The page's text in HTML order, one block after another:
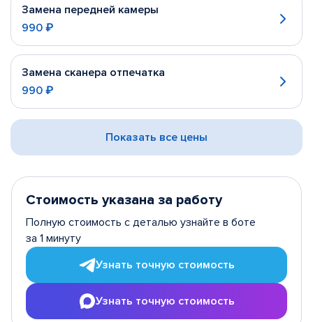
Замена передней камеры
990 ₽
Замена сканера отпечатка
990 ₽
Показать все цены
Стоимость указана за работу
Полную стоимость с деталью узнайте в боте
за 1 минуту
Узнать точную стоимость
Узнать точную стоимость